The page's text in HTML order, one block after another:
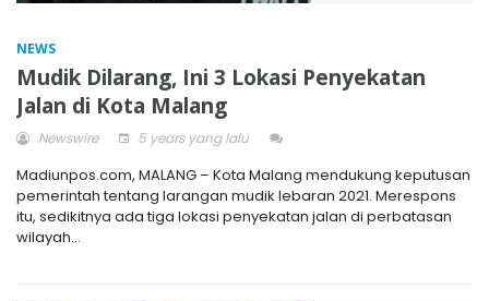
NEWS
Mudik Dilarang, Ini 3 Lokasi Penyekatan
Jalan di Kota Malang
Newswire 5 years yang lalu
Madiunpos.com, MALANG – Kota Malang mendukung keputusan
pemerintah tentang larangan mudik lebaran 2021. Merespons
itu, sedikitnya ada tiga lokasi penyekatan jalan di perbatasan
wilayah...